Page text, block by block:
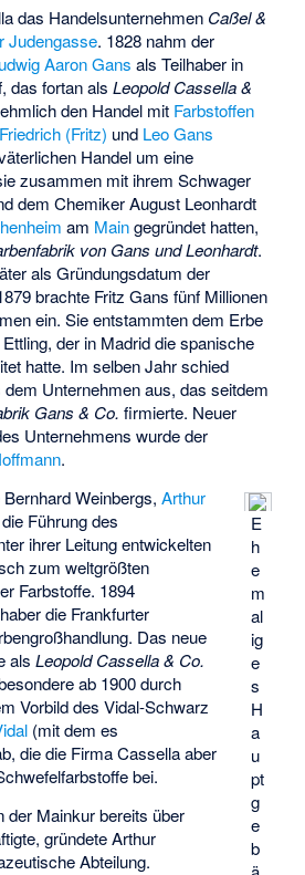
das Handelsunternehmen Caßel &
Judengasse. 1828 nahm der
Aaron Gans als Teilhaber in
das fortan alsLeopold Cassella &
den Handel mit Farbstoffen
Friedrich (Fritz) und Leo Gans
Handel um eine
zusammen mit ihrem Schwager
dem ChemikerAugust Leonhardt
am Maingegründet hatten,
von Gans und Leonhardt.
als Gründungsdatum der
brachte Fritz Gans fünf Millionen
ein. Sie entstammten dem Erbe
der in Madrid die spanische
hatte. Im selben Jahr schied
Unternehmen aus, das seitdem
Gans & Co. firmierte. Neuer
Unternehmens wurde der
.
E
h
e
m
al
ig
e
s
H
a
u
pt
g
e
b
Bernhard Weinbergs,Arthur
Führung des
ihrer Leitung entwickelten
zum weltgrößten
Farbstoffe. 1894
die Frankfurter
Das neue
alsLeopold Cassella & Co.
ab 1900 durch
Vorbild des Vidal-Schwarz
(mit dem es
die die Firma Cassella aber
bei.
der Mainkur bereits über
gründete Arthur
Abteilung.